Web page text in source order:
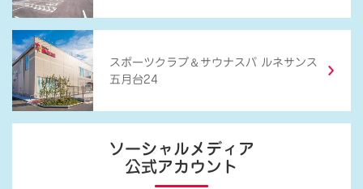
スポーツクラブ ＆ サウナスパ ルネサンス
五月台24
ソーシャルメディア
公式アカウント